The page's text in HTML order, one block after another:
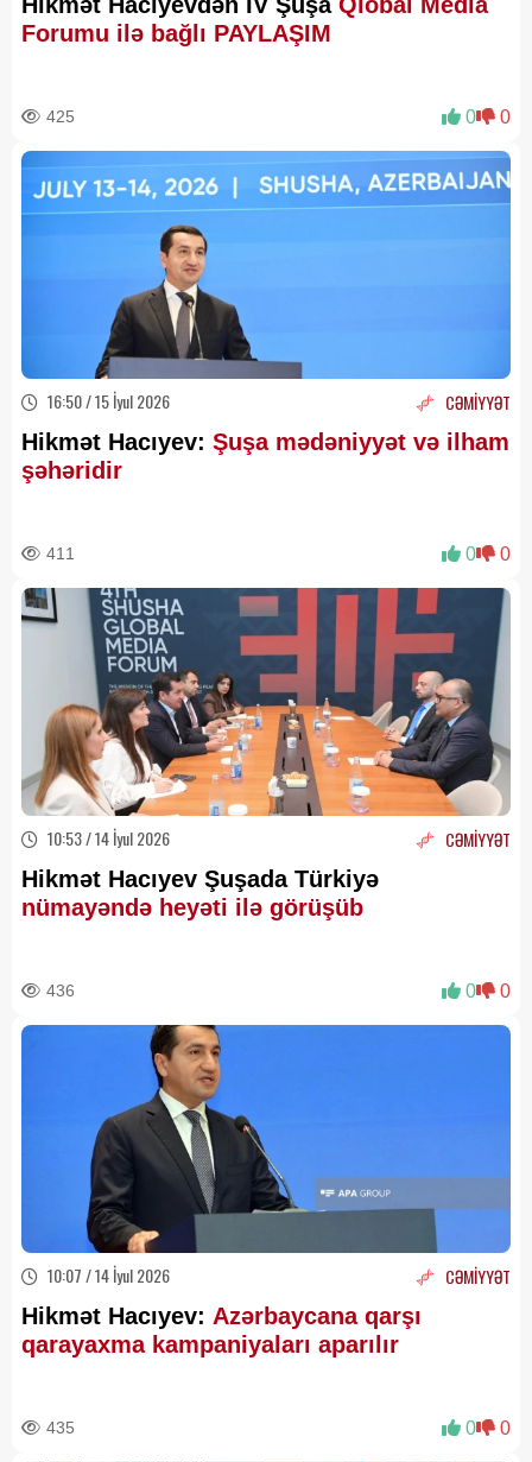
Forumu ilə bağlı PAYLAŞIM
425 0 0
16:50 / 15 İyul 2026 CƏMİYYƏT
Hikmət Hacıyev: Şuşa mədəniyyət və ilham
şəhəridir
411 0 0
10:53 / 14 İyul 2026 CƏMİYYƏT
Hikmət Hacıyev Şuşada Türkiyə
nümayəndə heyəti ilə görüşüb
436 0 0
10:07 / 14 İyul 2026 CƏMİYYƏT
Hikmət Hacıyev: Azərbaycana qarşı
qarayaxma kampaniyaları aparılır
435 0 0